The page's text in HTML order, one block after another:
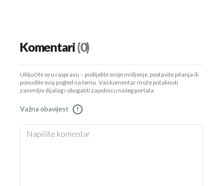
Komentari(0)
Uključite se u raspravu – podijelite svoje mišljenje, postavite pitanja ili
ponudite svoj pogled na temu. Vaš komentar može potaknuti
zanimljiv dijalog i obogatiti zajednicu našeg portala.
Važna obavijest !